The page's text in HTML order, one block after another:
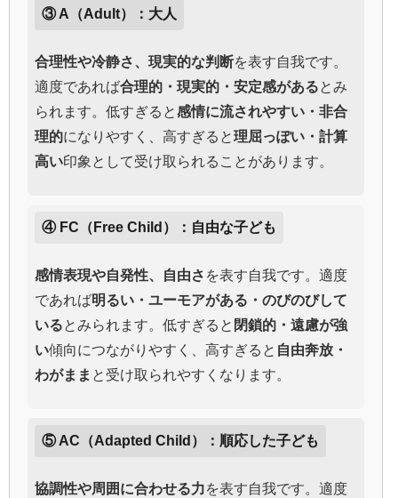
③ A（Adult）：大人
合理性や冷静さ、現実的な判断を表す自我です。
適度であれば合理的・現実的・安定感があるとみ
られます。低すぎると感情に流されやすい・非合
理的になりやすく、高すぎると理屈っぽい・計算
高い印象として受け取られることがあります。
④ FC（Free Child）：自由な子ども
感情表現や自発性、自由さ を表す自我です。適度
であれば明るい・ユーモアがある・のびのびして
いるとみられます。低すぎると 閉鎖的・遠慮が強
い傾向につながりやすく、高すぎると 自由奔放・
わがまま と受け取られやすくなります。
⑤ AC（Adapted Child）：順応した子ども
協調性や周囲に合わせる力を表す自我です。適度